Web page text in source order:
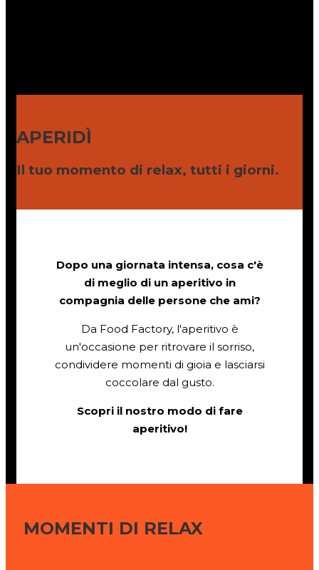
APERIDÌ
Il tuo momento di relax, tutti i giorni.
Dopo una giornata intensa, cosa c'è
di meglio di un aperitivo in
compagnia delle persone che ami?
Da Food Factory, l'aperitivo è
un'occasione per ritrovare il sorriso,
condividere momenti di gioia e lasciarsi
coccolare dal gusto.
Scopri il nostro modo di fare
aperitivo!
MOMENTI DI RELAX